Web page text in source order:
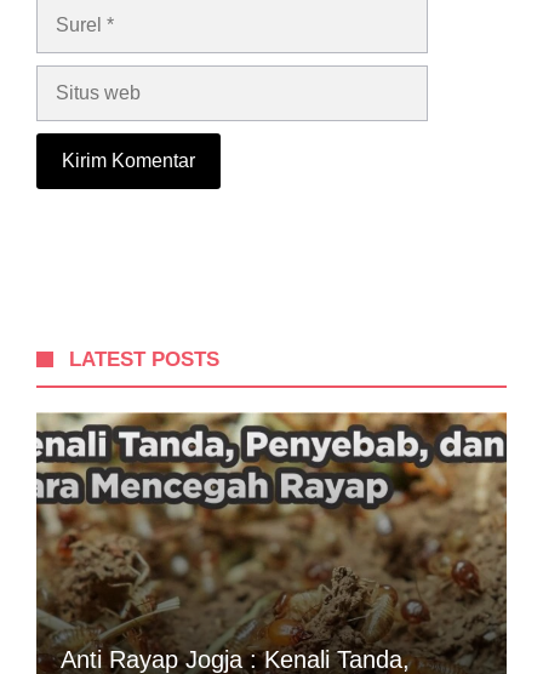
Surel
Situs
LATEST POSTS
Anti Rayap Jogja : Kenali Tanda,